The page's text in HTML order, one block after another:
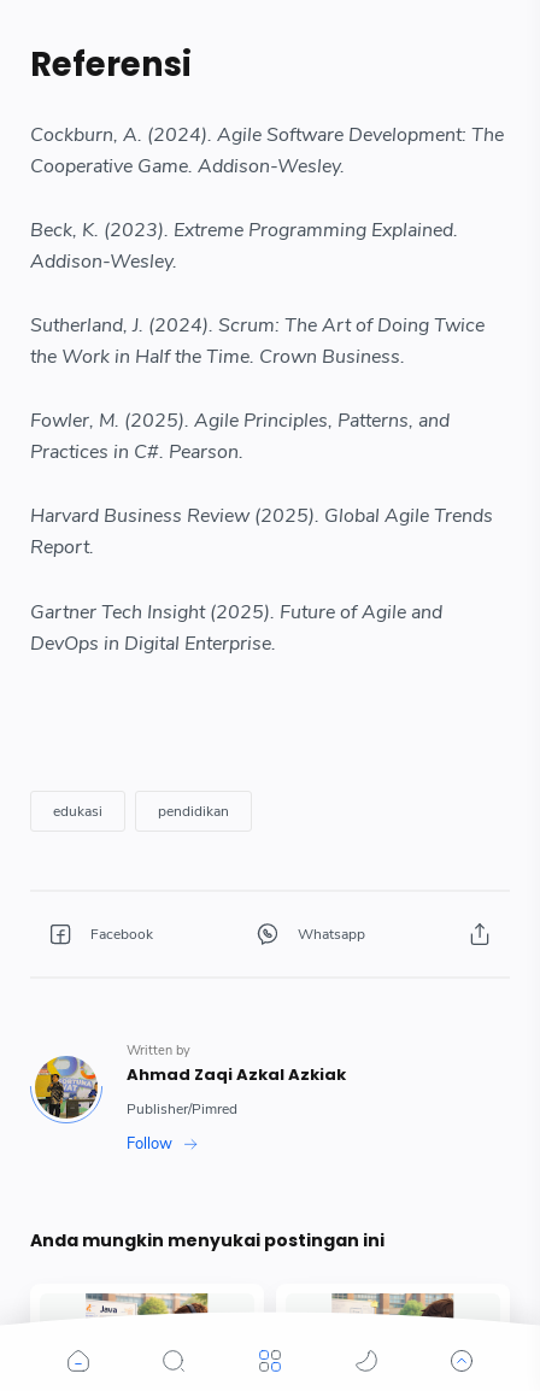
Referensi
Cockburn, A. (2024). Agile Software Development: The
Cooperative Game. Addison-Wesley.
Beck, K. (2023). Extreme Programming Explained.
Addison-Wesley.
Sutherland, J. (2024). Scrum: The Art of Doing Twice
the Work in Half the Time. Crown Business.
Fowler, M. (2025). Agile Principles, Patterns, and
Practices in C#. Pearson.
Harvard Business Review (2025). Global Agile Trends
Report.
Gartner Tech Insight (2025). Future of Agile and
DevOps in Digital Enterprise.
Anda mungkin menyukai postingan ini